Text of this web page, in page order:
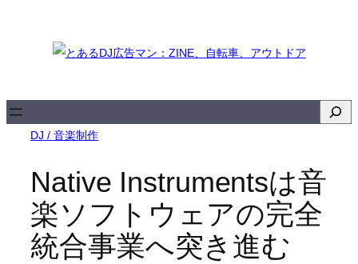
キ
DJ / 音楽制作
Native Instrumentsは音
楽ソフトウェアの完全
統合事業へ突き進む